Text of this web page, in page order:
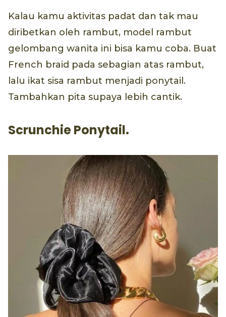
Kalau kamu aktivitas padat dan tak mau
diribetkan oleh rambut, model rambut
gelombang wanita ini bisa kamu coba. Buat
French braid pada sebagian atas rambut,
lalu ikat sisa rambut menjadi ponytail.
Tambahkan pita supaya lebih cantik.
Scrunchie Ponytail.